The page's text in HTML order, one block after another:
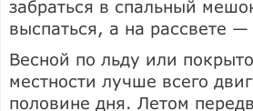
забраться в спальный
выспаться, а на рассвете —
Весной по льду или
местности лучше всего
половине дня. Летом